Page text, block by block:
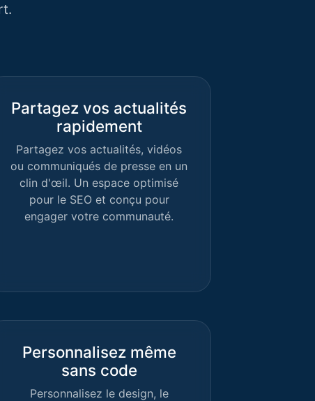
Partagez vos actualités
rapidement
Partagez vos actualités, vidéos
ou communiqués de presse en un
clin d'œil. Un espace optimisé
pour le SEO et conçu pour
engager votre communauté.
Personnalisez même
sans code
Personnalisez le design, le